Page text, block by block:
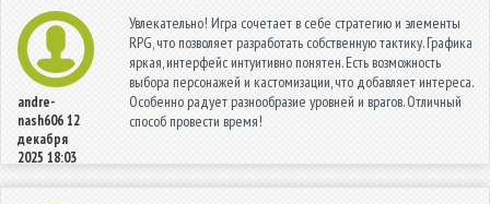
andre-
nash60612
декабря
2025 18:03
Увлекательно! Игра сочетает в себе стратегию и элементы
RPG, что позволяет разработать собственную тактику. Графика
яркая, интерфейс интуитивно понятен. Есть возможность
выбора персонажей и кастомизации, что добавляет интереса.
Особенно радует разнообразие уровней и врагов. Отличный
способ провести время!